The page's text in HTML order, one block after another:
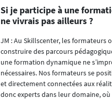
Si je participe à une
ne vivrais pas ailleurs ?
JM : Au Skillscenter, les formateurs
construire des parcours
une formation dynamique ne
nécessaires. Nos formateurs se
et directement connectées aux
donc experts dans leur domaine,